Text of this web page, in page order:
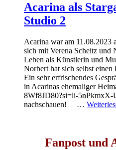
Acarina als
Studio 2
Acarina war am 11.08.2023
sich mit Verena Scheitz und
Leben als Künstlerin und
Norbert hat sich selbst
Ein sehr erfrischendes
in Acarinas ehemaliger
8Wf8JD80?si=li-
nachschauen! …
Fanpost und